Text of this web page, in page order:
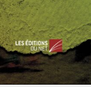
n’est évidemment
de la
total,
que se sont
que la place
compétition